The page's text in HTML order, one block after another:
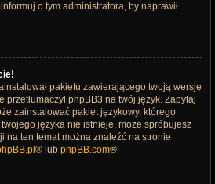
o tym administratora, by naprawił
pakietu zawierającego twoją wersję
phpBB3 na twój język. Zapytaj
zainstalować pakiet językowy, którego
języka nie istnieje, może spróbujesz
na ten temat można znaleźć na stronie
® lub phpBB.com®